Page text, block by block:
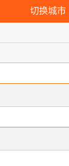
切换城市